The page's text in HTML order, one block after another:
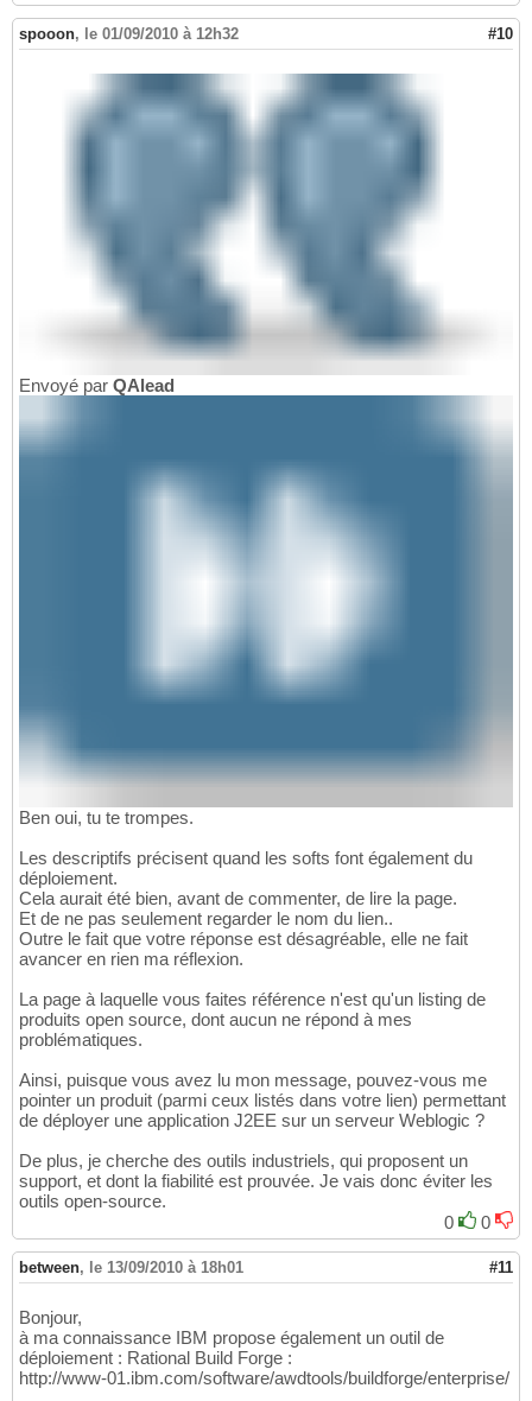
spooon, le 01/09/2010 à 12h32 #10
Envoyé par QAlead
Ben oui, tu te trompes.
Les descriptifs précisent quand les softs font également du
déploiement.
Cela aurait été bien, avant de commenter, de lire la page.
Et de ne pas seulement regarder le nom du lien..
Outre le fait que votre réponse est désagréable, elle ne fait
avancer en rien ma réflexion.
La page à laquelle vous faites référence n'est qu'un listing de
produits open source, dont aucun ne répond à mes
problématiques.
Ainsi, puisque vous avez lu mon message, pouvez-vous me
pointer un produit (parmi ceux listés dans votre lien) permettant
de déployer une application J2EE sur un serveur Weblogic ?
De plus, je cherche des outils industriels, qui proposent un
support, et dont la fiabilité est prouvée. Je vais donc éviter les
outils open-source.
0
0
between, le 13/09/2010 à 18h01 #11
Bonjour,
à ma connaissance IBM propose également un outil de
déploiement : Rational Build Forge :
http://www-01.ibm.com/software/awdtools/buildforge/enterprise/